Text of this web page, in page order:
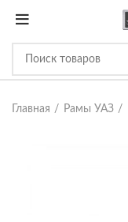
Главная Рамы УАЗ